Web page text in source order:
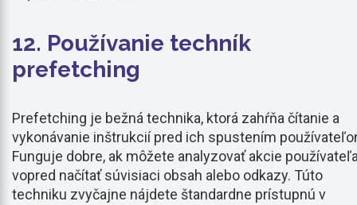
12. Používanie techník
prefetching
Prefetching je bežná technika, ktorá zahŕňa čítanie a
vykonávanie inštrukcií pred ich spustením
Funguje dobre, ak môžete analyzovať akcie
vopred načítať súvisiaci obsah alebo odkazy. Túto
techniku zvyčajne nájdete štandardne prístupnú v